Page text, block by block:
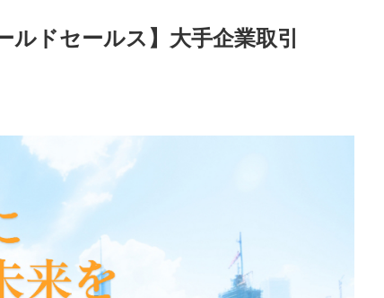
ドセールス】大手企業取引